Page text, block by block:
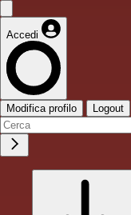
Accedi
Modifica profilo Logout